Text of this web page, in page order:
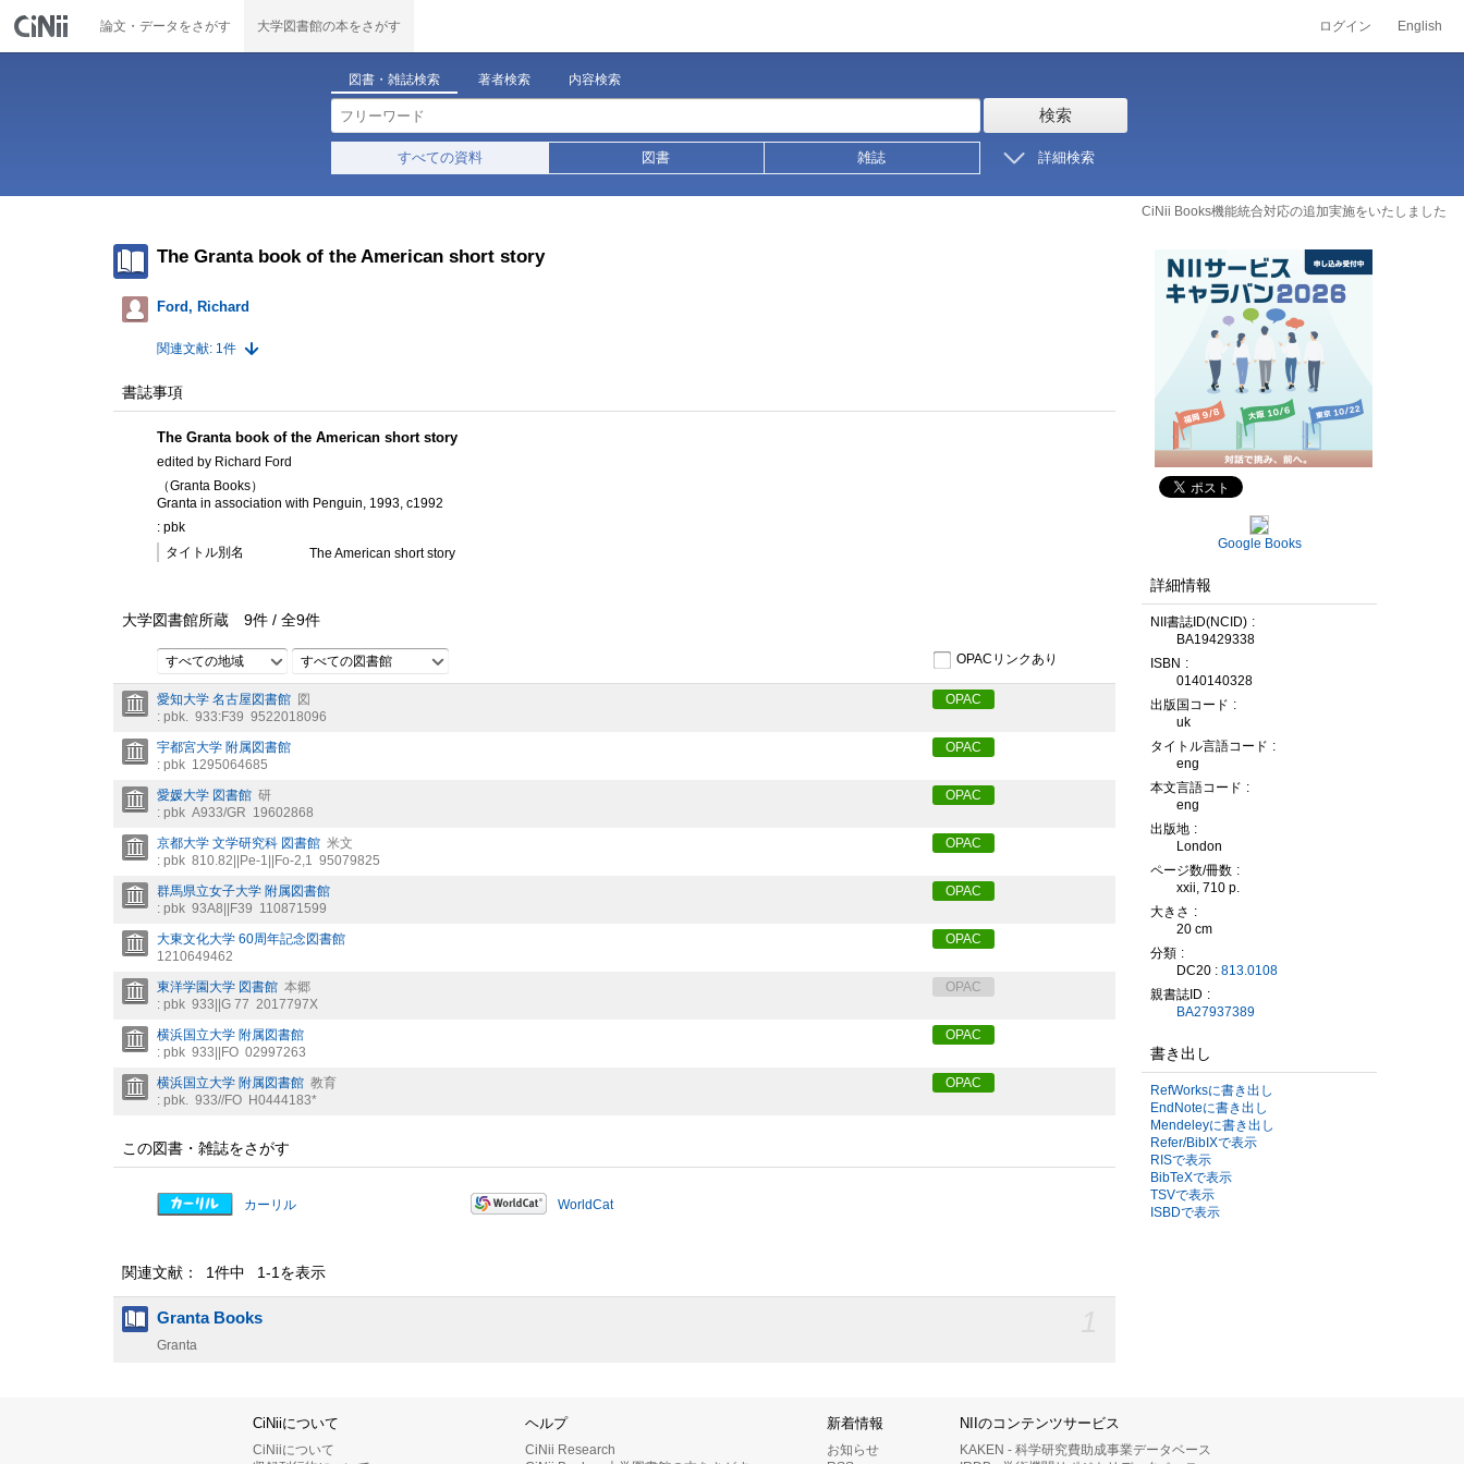
論文・データをさがす 大学図書館の本をさがす ログイン English
図書・雑誌検索 著者検索 内容検索
検索
すべての資料 図書 雑誌 詳細検索
CiNii Books機能統合対応の追加実施をいたしました
The Granta book of the American short story
Ford, Richard
関連文献: 1件
書誌事項
The Granta book of the American short story
edited by Richard Ford
（Granta Books）
Granta in association with Penguin, 1993, c1992
: pbk
タイトル別名
The American short story
大学図書館所蔵 9件 / 全9件
すべての地域 すべての図書館 OPACリンクあり
愛知大学 名古屋図書館 図
: pbk.
933:F39 9522018096
OPAC
宇都宮大学 附属図書館
: pbk 1295064685
OPAC
愛媛大学 図書館 研
: pbk A933/GR 19602868
OPAC
京都大学 文学研究科 図書館 米文
: pbk 810.82||Pe-1||Fo-2,1 95079825
OPAC
群馬県立女子大学 附属図書館
: pbk 93A8||F39 110871599
OPAC
大東文化大学 60周年記念図書館
1210649462
OPAC
東洋学園大学 図書館 本郷
: pbk 933||G 77 2017797X
OPAC
横浜国立大学 附属図書館
: pbk 933||FO 02997263
OPAC
横浜国立大学 附属図書館 教育
: pbk.
933//FO H0444183*
OPAC
この図書・雑誌をさがす
カーリル WorldCat
関連文献： 1件中 1-1を表示
Granta Books
Granta
Google Books
詳細情報
NII書誌ID(NCID)
BA19429338
ISBN
0140140328
出版国コード
uk
タイトル言語コード
eng
本文言語コード
eng
出版地
London
ページ数/冊数
xxii, 710 p.
大きさ
20 cm
分類
DC20 : 813.0108
親書誌ID
BA27937389
書き出し
RefWorksに書き出し
EndNoteに書き出し
Mendeleyに書き出し
Refer/BibIXで表示
RISで表示
BibTeXで表示
TSVで表示
ISBDで表示
CiNiiについて
CiNiiについて
ヘルプ
CiNii Research
新着情報
お知らせ
NIIのコンテンツサービス
KAKEN - 科学研究費助成事業データベース